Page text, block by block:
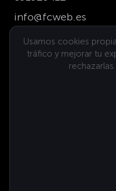
info@fcweb.es
Dónde estamos
Usamos cookies
tráfico y mejorar tu
rechazarlas.